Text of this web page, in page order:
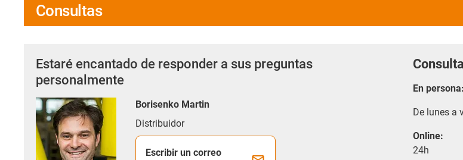
Consultas
Estaré encantado de responder a sus preguntas
personalmente
Borisenko Martin
Distribuidor
Escribir un correo
En persona:
De lunes a
Online:
24h